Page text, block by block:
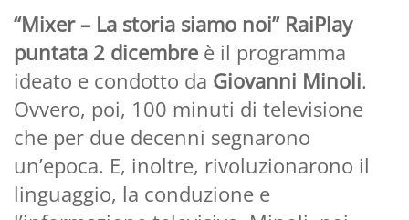
“Mixer – La storia siamo noi” RaiPlay
puntata 2 dicembre è il programma
ideato e condotto da Giovanni Minoli.
Ovvero, poi, 100 minuti di televisione
che per due decenni segnarono
un’epoca. E, inoltre, rivoluzionarono il
linguaggio, la conduzione e